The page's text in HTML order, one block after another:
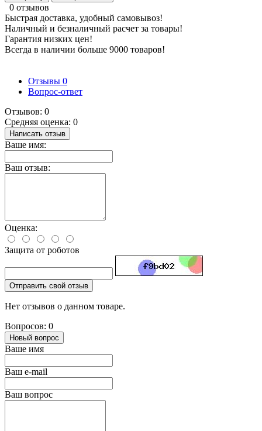
0 отзывов
Быстрая доставка, удобный самовывоз!
Наличный и безналичный расчет за товары!
Гарантия низких цен!
Всегда в наличии больше 9000 товаров!
Отзывы 0
Вопрос-ответ
Отзывов: 0
Средняя оценка: 0
Написать отзыв
Ваше имя:
Ваш отзыв:
Оценка:
Защита от роботов
Отправить свой отзыв
Нет отзывов о данном товаре.
Вопросов: 0
Новый вопрос
Ваше имя
Ваш e-mail
Ваш вопрос